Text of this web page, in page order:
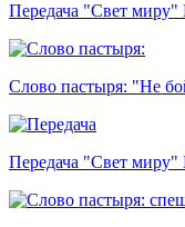
Передача "Свет
Слово пастыря: "Не
Передача "Свет